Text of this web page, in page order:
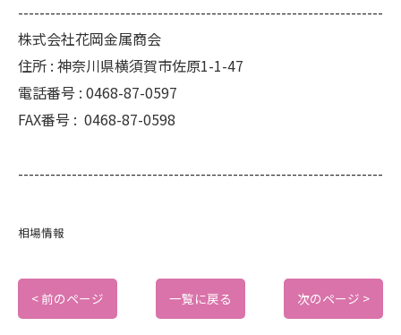
--------------------------------------------------------------------
株式会社花岡金属商会
住所 : 神奈川県横須賀市佐原1-1-47
電話番号 : 0468-87-0597
FAX番号 : 0468-87-0598
--------------------------------------------------------------------
相場情報
< 前のページ 一覧に戻る 次のページ >